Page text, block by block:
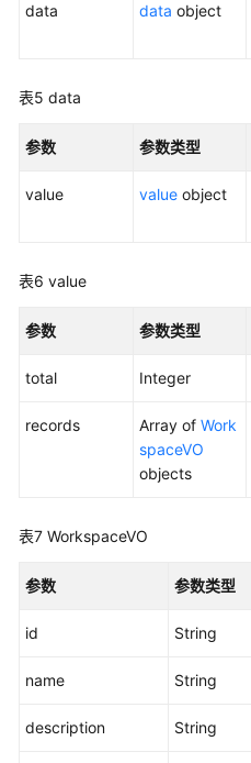
管
口
接
data data object
表5 data
参数 参数类型
value value object
表6 value
参数 参数类型
total Integer
records Array of Work
spaceVO
objects
表7 WorkspaceVO
参数 参数类型
id String
name String
description String